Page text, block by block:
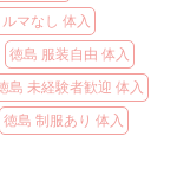
マなし 体入
徳島 服装自由 体入
島 未経験者歓迎 体入
徳島 制服あり 体入